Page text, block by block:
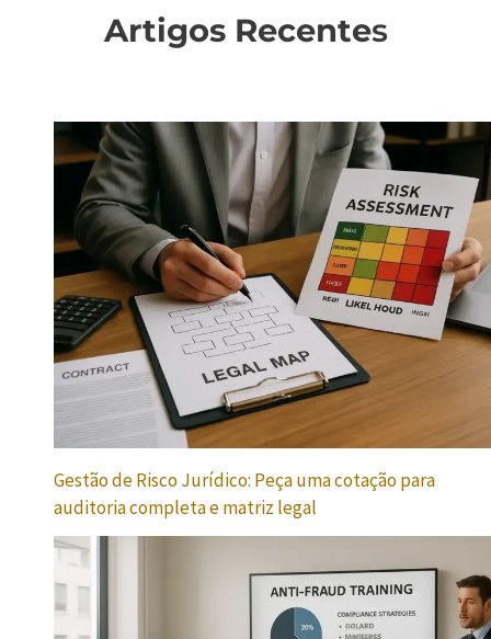
Artigos Recentes
Gestão de Risco Jurídico: Peça uma cotação para
auditoria completa e matriz legal